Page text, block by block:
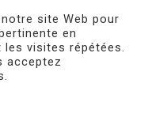
à Mulhouse
| Réalisé par
site Web pour
en
visites répétées.
acceptez